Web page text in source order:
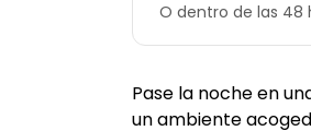
O dentro de las 48
Pase la noche en
un ambiente